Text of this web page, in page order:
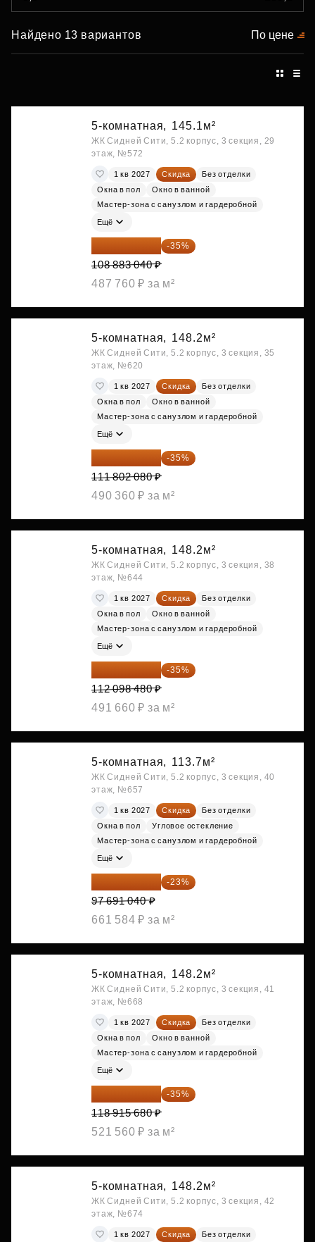
Найдено 13 вариантов По цене
5-комнатная, 145.1м²
ЖК Сидней Сити, 5.2 корпус, 3 секция, 29
этаж, №572
1 кв 2027 Скидка
Без отделки
Окна в пол
Окно в ванной
Мастер-зона с санузлом и гардеробной
Ещё
70 773 976 ₽ -35%
108 883 040 ₽
487 760 ₽ за м²
5-комнатная, 148.2м²
ЖК Сидней Сити, 5.2 корпус, 3 секция, 35
этаж, №620
1 кв 2027 Скидка
Без отделки
Окна в пол
Окно в ванной
Мастер-зона с санузлом и гардеробной
Ещё
72 671 352 ₽ -35%
111 802 080 ₽
490 360 ₽ за м²
5-комнатная, 148.2м²
ЖК Сидней Сити, 5.2 корпус, 3 секция, 38
этаж, №644
1 кв 2027 Скидка
Без отделки
Окна в пол
Окно в ванной
Мастер-зона с санузлом и гардеробной
Ещё
72 864 012 ₽ -35%
112 098 480 ₽
491 660 ₽ за м²
5-комнатная, 113.7м²
ЖК Сидней Сити, 5.2 корпус, 3 секция, 40
этаж, №657
1 кв 2027 Скидка
Без отделки
Окна в пол
Угловое остекление
Мастер-зона с санузлом и гардеробной
Ещё
75 222 101 ₽ -23%
97 691 040 ₽
661 584 ₽ за м²
5-комнатная, 148.2м²
ЖК Сидней Сити, 5.2 корпус, 3 секция, 41
этаж, №668
1 кв 2027 Скидка
Без отделки
Окна в пол
Окно в ванной
Мастер-зона с санузлом и гардеробной
Ещё
77 295 192 ₽ -35%
118 915 680 ₽
521 560 ₽ за м²
5-комнатная, 148.2м²
ЖК Сидней Сити, 5.2 корпус, 3 секция, 42
этаж, №674
1 кв 2027 Скидка Без отделки